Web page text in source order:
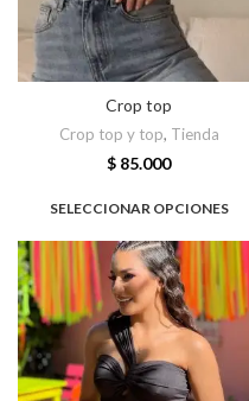
Crop top
Crop top y top, Tienda
$ 85.000
SELECCIONAR OPCIONES